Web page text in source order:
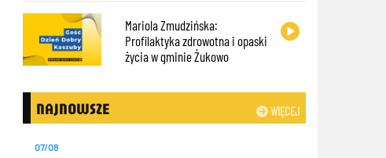
Mariola Zmudzińska:
Profilaktyka zdrowotna i opaski
życia w gminie Żukowo
WIĘCEJ
NAJNOWSZE
07/08